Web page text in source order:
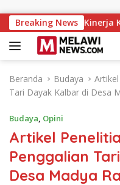
Breaking News
2026, Kinerja
Beranda Budaya
Tari Dayak Kalbar di Desa
Budaya, Opini
Artikel
Penggalian
Desa Madya